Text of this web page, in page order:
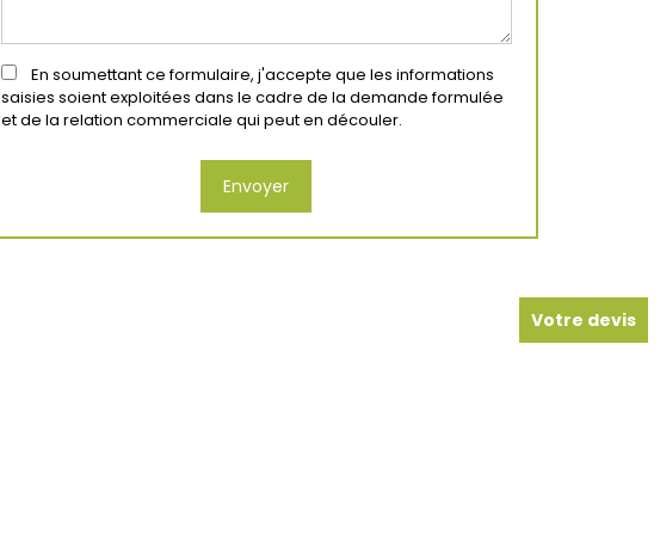
En soumettant ce formulaire, j'accepte que les informations
saisies soient exploitées dans le cadre de la demande formulée
et de la relation commerciale qui peut en découler.
Votre devis